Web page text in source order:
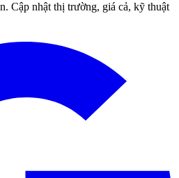
Cập nhật thị trường, giá cả, kỹ thuật